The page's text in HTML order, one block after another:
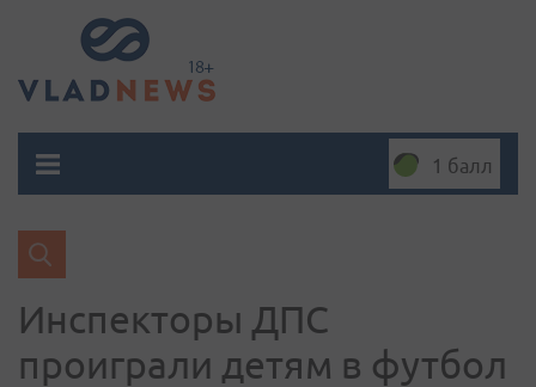
1 балл
Инспекторы ДПС
проиграли детям в футбол